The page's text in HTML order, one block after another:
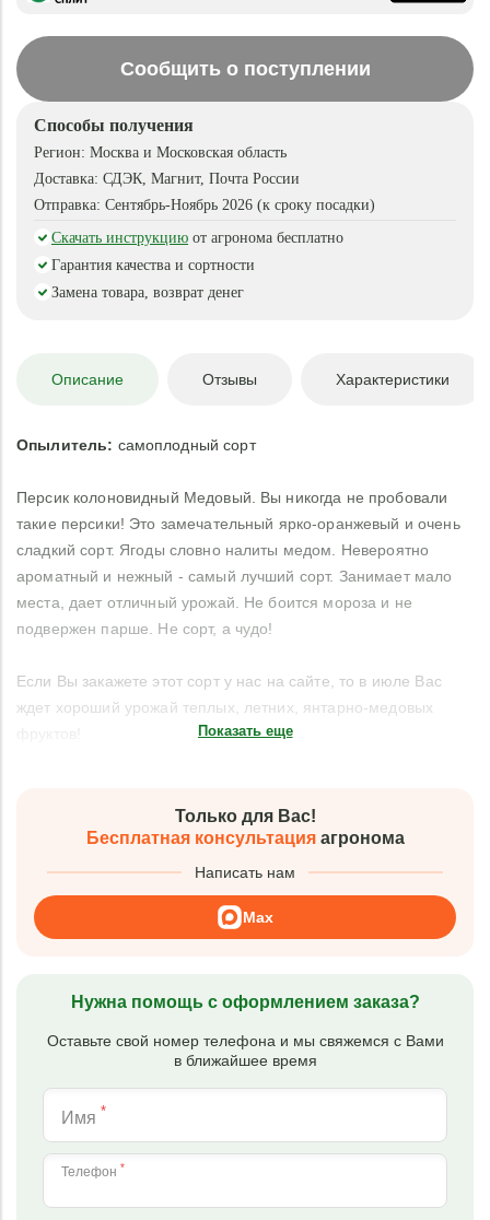
Сообщить о поступлении
Способы получения
Регион: Москва и Московская область
Доставка: СДЭК, Магнит, Почта России
Отправка: Сентябрь-Ноябрь 2026 (к сроку посадки)
Скачать инструкцию от агронома бесплатно
Гарантия качества и сортности
Замена товара, возврат денег
Описание Отзывы Характеристики
Опылитель: самоплодный сорт
Персик колоновидный Медовый. Вы никогда не пробовали
такие персики! Это замечательный ярко-оранжевый и очень
сладкий сорт. Ягоды словно налиты медом. Невероятно
ароматный и нежный - самый лучший сорт. Занимает мало
места, дает отличный урожай. Не боится мороза и не
подвержен парше. Не сорт, а чудо!
Если Вы закажете этот сорт у нас на сайте, то в июле Вас
ждет хороший урожай теплых, летних, янтарно-медовых
Показать еще
Только для Вас!
Бесплатная консультацияагронома
Написать нам
Max
Нужна помощь с оформлением заказа?
Оставьте свой номер телефона и мы свяжемся с Вами
в ближайшее время
Имя *
Телефон *